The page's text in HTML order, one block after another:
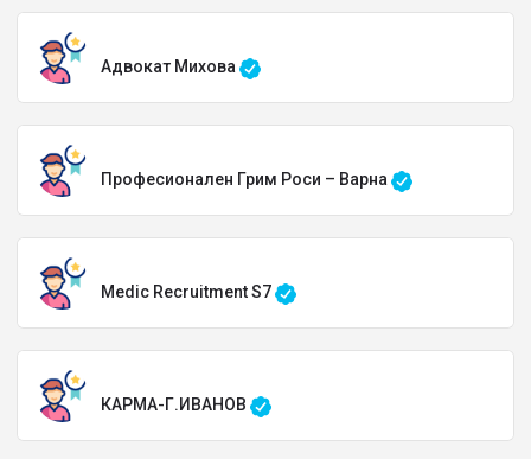
Адвокат Михова
Професионален Грим Роси – Варна
Medic Recruitment S7
КАРМА-Г.ИВАНОВ